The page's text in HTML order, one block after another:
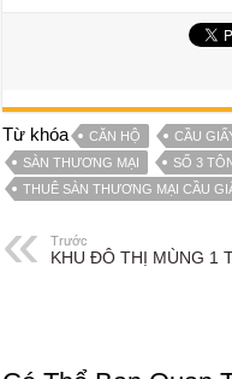
Từ khóa CĂN HỘ CẦU
SÀN THƯƠNG MẠI
SỐ 3
THUÊ SÀN THƯƠNG MẠI CẦU
Trước
KHU ĐÔ THỊ MÙNG 1